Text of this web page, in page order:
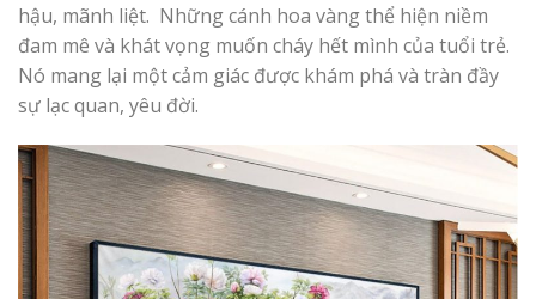
hậu, mãnh liệt. Những cánh hoa vàng thể hiện niềm
đam mê và khát vọng muốn cháy hết mình của tuổi trẻ.
Nó mang lại một cảm giác được khám phá và tràn đầy
sự lạc quan, yêu đời.